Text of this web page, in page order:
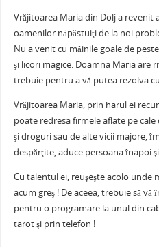
Vrăjitoarea Maria din Dolj a revenit
oamenilor năpăstuiţi de la noi
Nu a venit cu mâinile goale de
şi licori magice. Doamna Maria are
trebuie pentru a vă putea rezolva
Vrăjitoarea Maria, prin harul ei
poate redresa firmele aflate pe
şi droguri sau de alte vicii majore,
despărţite, aduce persoana înapoi
Cu talentul ei, reuşeşte acolo unde
acum greş ! De aceea, trebuie să vă
pentru o programare la unul din
tarot şi prin telefon !